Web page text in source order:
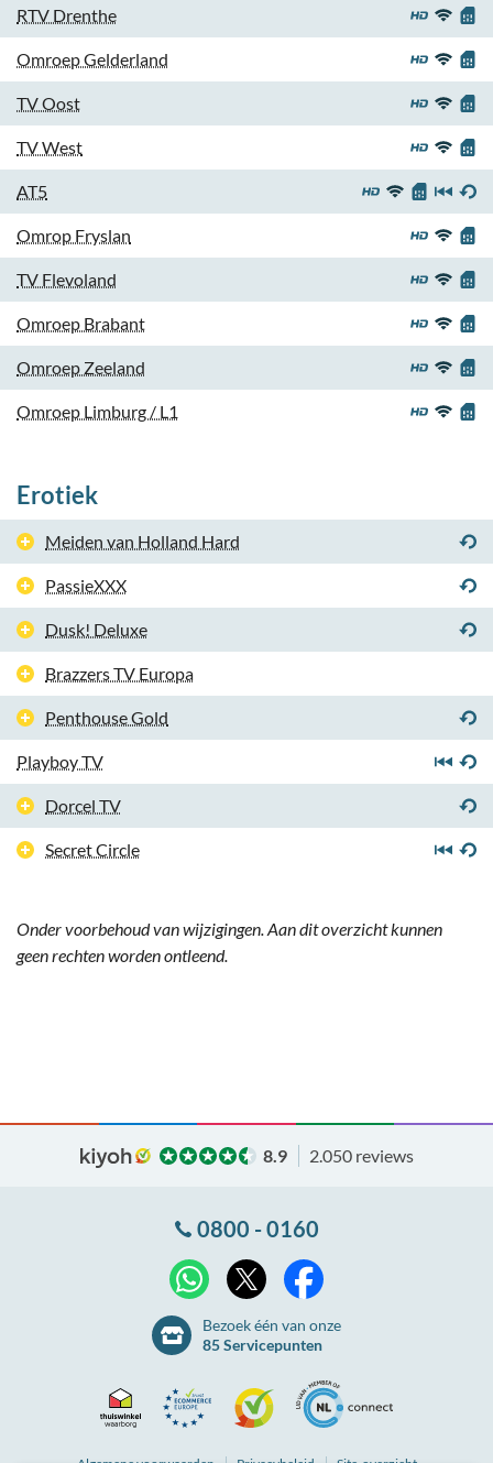
RTV Drenthe
Omroep Gelderland
TV Oost
TV West
AT5
Omrop Fryslan
TV Flevoland
Omroep Brabant
Omroep Zeeland
Omroep Limburg / L1
Erotiek
Meiden van Holland Hard
PassieXXX
Dusk! Deluxe
Brazzers TV Europa
Penthouse Gold
Playboy TV
Dorcel TV
Secret Circle
Onder voorbehoud van wijzigingen. Aan dit overzicht kunnen
geen rechten worden ontleend.
8.9 2.050 reviews
0800 - 0160
WhatsApp
Bezoek één van onze
85 Servicepunten